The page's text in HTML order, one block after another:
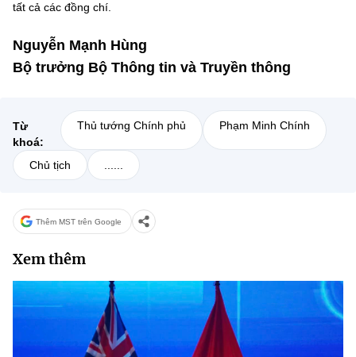
tất cả các đồng chí.
Nguyễn Mạnh Hùng
Bộ trưởng Bộ Thông tin và Truyền thông
Từ
khoá:
Thủ tướng Chính phủ Phạm Minh Chính
Chủ tịch ......
Thêm MST trên Google
Xem thêm